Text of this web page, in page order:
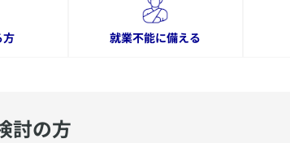
方 就業不能に備える
討の方